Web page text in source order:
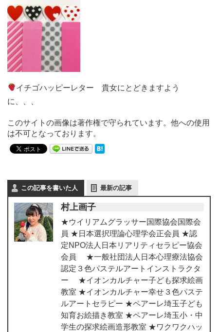
イチゴハッピーレター 貴女にとどきますよう
に、、、
このサイトの画像は著作権で守られています。他への使用
は不可となっております。
この記事を書いた人 最新の記事
村上画子
★ウイリアムグラッサー国際協会国際会
員 ★日本選択理論心理学会正会員 ★認
定NPO法人日本リアリティセラピー協会
会員 ★一般社団法人日本心理療法協会
認定３色パステルアートインストラクタ
ー ★イオンカルチャー子ども探求絵画
教室 ★イオンカルチャー幸せ３色パステ
ルアートセラピー ★ペアーレ埼玉子ども
知育お絵描き教室 ★ペアーレ埼玉小・中
学生の探求絵画造形教室 ★ワクワクハッ